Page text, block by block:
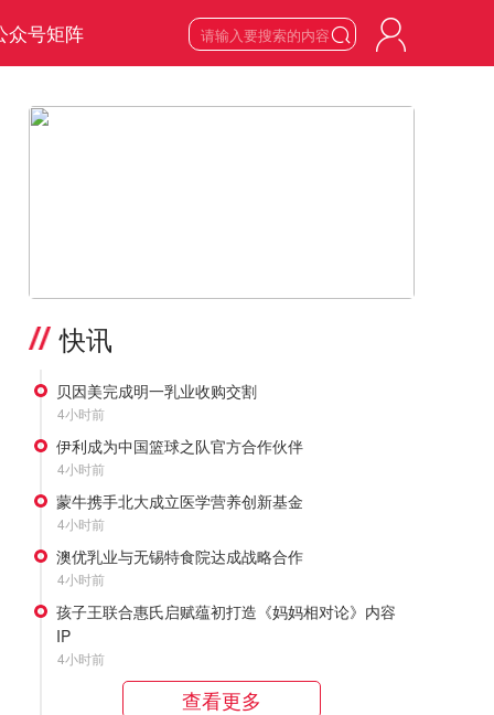
众号矩阵 
快讯
贝因美完成明一乳业收购交割
4小时前
伊利成为中国篮球之队官方合作伙伴
4小时前
蒙牛携手北大成立医学营养创新基金
4小时前
澳优乳业与无锡特食院达成战略合作
4小时前
孩子王联合惠氏启赋蕴初打造《妈妈相对论》内容
IP
4小时前
查看更多